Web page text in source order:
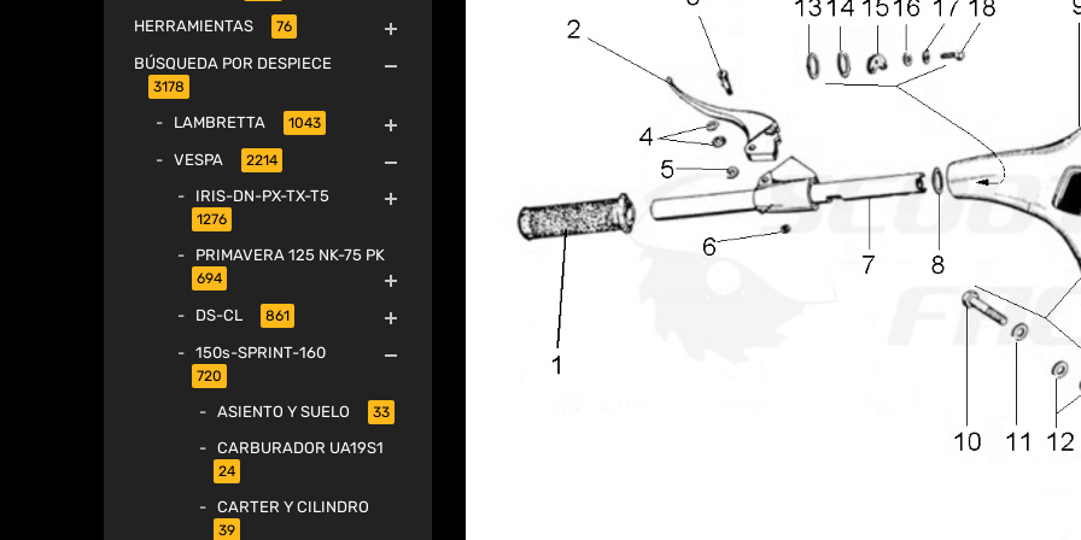
HERRAMIENTAS 76
BÚSQUEDA POR DESPIECE
3178
LAMBRETTA 1043
VESPA 2214
IRIS-DN-PX-TX-T5
1276
PRIMAVERA 125 NK-75 PK
694
DS-CL 861
150s-SPRINT-160
720
ASIENTO Y SUELO 33
CARBURADOR UA19S1
24
CARTER Y CILINDRO
39